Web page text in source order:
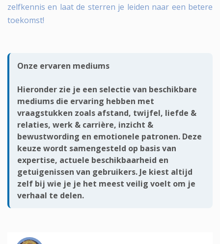
zelfkennis en laat de sterren je leiden naar een betere
toekomst!
Onze ervaren mediums
Hieronder zie je een selectie van beschikbare
mediums die ervaring hebben met
vraagstukken zoals afstand, twijfel, liefde &
relaties, werk & carrière, inzicht &
bewustwording en emotionele patronen. Deze
keuze wordt samengesteld op basis van
expertise, actuele beschikbaarheid en
getuigenissen van gebruikers. Je kiest altijd
zelf bij wie je je het meest veilig voelt om je
verhaal te delen.